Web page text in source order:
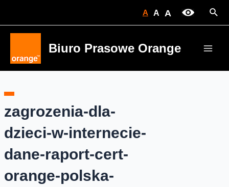
A A A
Biuro Prasowe Orange
zagrozenia-dla-
dzieci-w-internecie-
dane-raport-cert-
orange-polska-